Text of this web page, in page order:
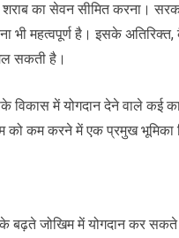
शराब का सेवन सीमित करना।
भी महत्वपूर्ण है। इसके
सकती है।
विकास में योगदान देने वाले कई
को कम करने में एक प्रमुख भूमिका
बढ़ते जोखिम में योगदान कर